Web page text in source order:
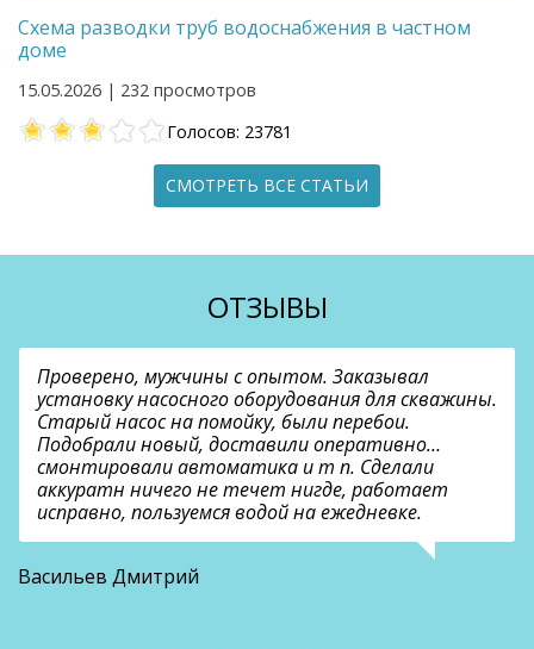
Схема разводки труб водоснабжения в частном
доме
15.05.2026 | 232 просмотров
Голосов: 23781
СМОТРЕТЬ ВСЕ СТАТЬИ
ОТЗЫВЫ
Проверено, мужчины с опытом. Заказывал
установку насосного оборудования для скважины.
Старый насос на помойку, были перебои.
Подобрали новый, доставили оперативно…
смонтировали автоматика и т п. Сделали
аккуратн ничего не течет нигде, работает
исправно, пользуемся водой на ежедневке.
Васильев Дмитрий